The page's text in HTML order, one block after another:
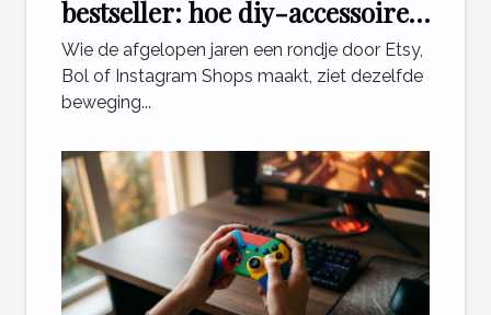
bestseller: hoe diy-accessoires
de e-commerce veranderen
Wie de afgelopen jaren een rondje door Etsy,
Bol of Instagram Shops maakt, ziet dezelfde
beweging...